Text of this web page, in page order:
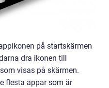
på startskärmen
dra ikonen till
visas på skärmen.
flesta appar som är